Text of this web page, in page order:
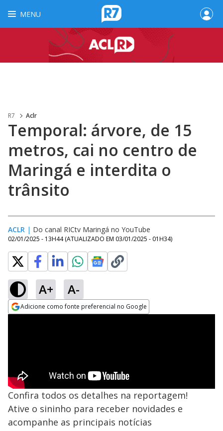
MENU
R7 Aclr
Temporal: árvore, de 15
metros, cai no centro de
Maringá e interdita o
trânsito
ACLR | Do canal RICtv Maringá no YouTube
02/01/2025 - 13H44 (ATUALIZADO EM 03/01/2025 - 01H34)
A+ A-
Adicione como fonte preferencial no Google
Confira todos os detalhes na reportagem!
Ative o sininho para receber novidades e
acompanhe as principais notícias